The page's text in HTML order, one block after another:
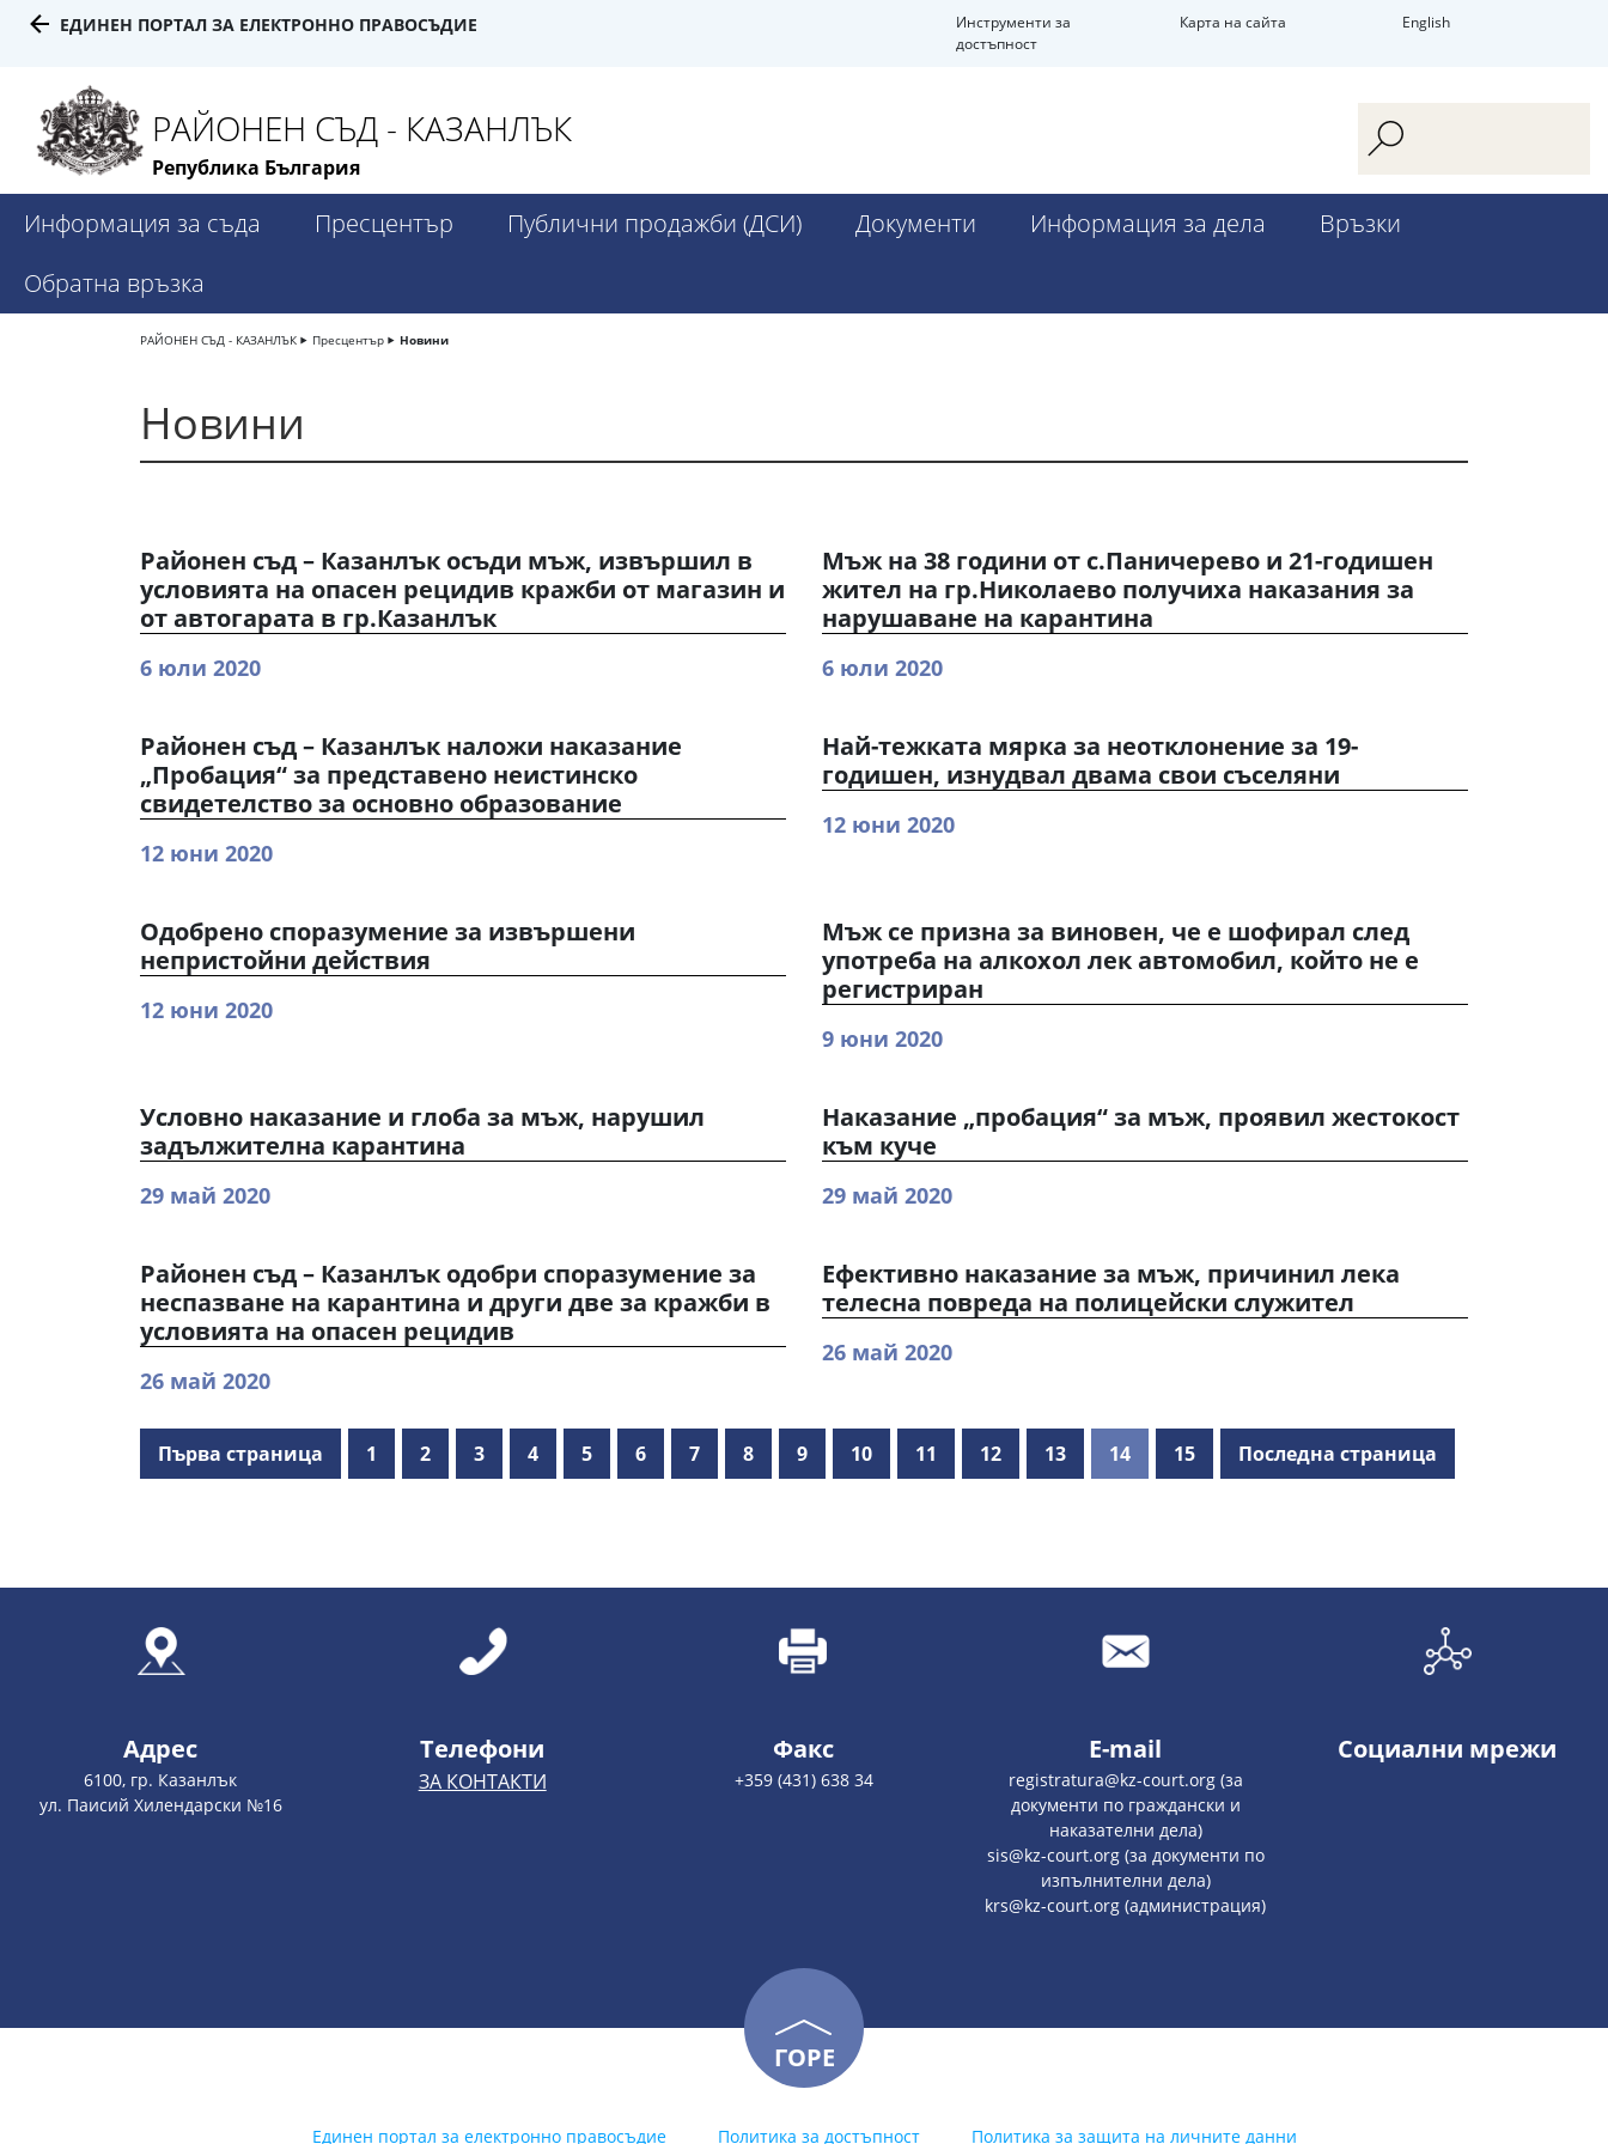
ЕДИНЕН ПОРТАЛ ЗА ЕЛЕКТРОННО ПРАВОСЪДИЕ
Инструменти за
достъпност
Карта на сайта English
РАЙОНЕН СЪД - КАЗАНЛЪК
Република България
Информация за съда Пресцентър Публични продажби (ДСИ) Документи Информация за дела
Връзки
Обратна връзка
РАЙОНЕН СЪД - КАЗАНЛЪК Пресцентър Новини
Новини
Районен съд – Казанлък осъди мъж, извършил в
условията на опасен рецидив кражби от магазин и
от автогарата в гр.Казанлък
6 юли 2020
Мъж на 38 години от с.Паничерево и 21-годишен
жител на гр.Николаево получиха наказания за
нарушаване на карантина
6 юли 2020
Районен съд – Казанлък наложи наказание
„Пробация“ за представено неистинско
свидетелство за основно образование
12 юни 2020
Най-тежката мярка за неотклонение за 19-
годишен, изнудвал двама свои съселяни
12 юни 2020
Одобрено споразумение за извършени
непристойни действия
12 юни 2020
Мъж се призна за виновен, че е шофирал след
употреба на алкохол лек автомобил, който не е
регистриран
9 юни 2020
Условно наказание и глоба за мъж, нарушил
задължителна карантина
29 май 2020
Наказание „пробация“ за мъж, проявил жестокост
към куче
29 май 2020
Районен съд – Казанлък одобри споразумение за
неспазване на карантина и други две за кражби в
условията на опасен рецидив
26 май 2020
Ефективно наказание за мъж, причинил лека
телесна повреда на полицейски служител
26 май 2020
Първа страница 1 2 3 4 5 6 7 8 9 10 11 12 13 14 15 Последна страница
Адрес
6100, гр. Казанлък
ул. Паисий Хилендарски №16
Телефони
ЗА КОНТАКТИ
Факс
+359 (431) 638 34
E-mail
registratura@kz-court.org (за
документи по граждански и
наказателни дела)
sis@kz-court.org (за документи по
изпълнителни дела)
krs@kz-court.org (администрация)
Социални мрежи
ГОРЕ
Единен портал за електронно правосъдие Политика за достъпност Политика за защита на личните данни